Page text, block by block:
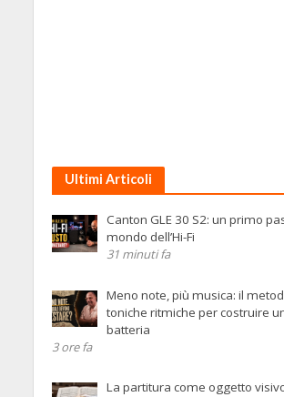
Ultimi Articoli
Canton GLE 30 S2: un primo
mondo dell’Hi-Fi
31 minuti fa
Meno note, più musica: il
toniche ritmiche per costruire
batteria
3 ore fa
La partitura come oggetto